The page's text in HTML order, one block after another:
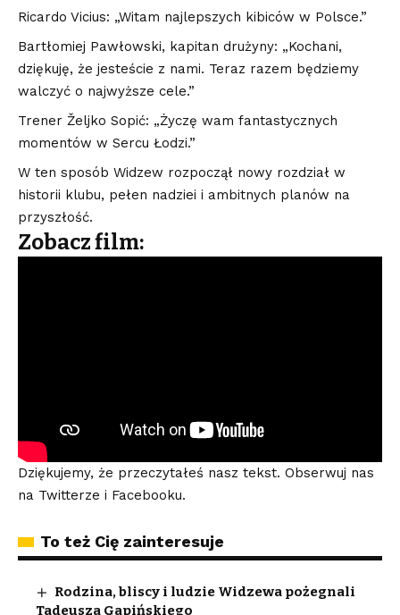
Ricardo Vicius: „Witam najlepszych kibiców w Polsce.”
Bartłomiej Pawłowski, kapitan drużyny: „Kochani,
dziękuję, że jesteście z nami. Teraz razem będziemy
walczyć o najwyższe cele.”
Trener Željko Sopić: „Życzę wam fantastycznych
momentów w Sercu Łodzi.”
W ten sposób Widzew rozpoczął nowy rozdział w
historii klubu, pełen nadziei i ambitnych planów na
przyszłość.
Zobacz film:
Dziękujemy, że przeczytałeś nasz tekst. Obserwuj nas
na Twitterze i Facebooku.
To też Cię zainteresuje
Rodzina, bliscy i ludzie Widzewa pożegnali
Tadeusza Gapińskiego